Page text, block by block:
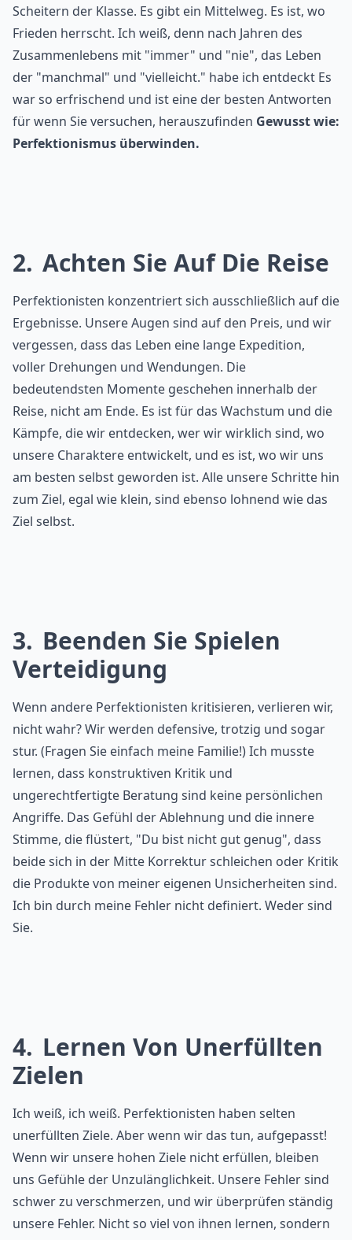
Scheitern der Klasse. Es gibt ein Mittelweg. Es ist, wo
Frieden herrscht. Ich weiß, denn nach Jahren des
Zusammenlebens mit "immer" und "nie", das Leben
der "manchmal" und "vielleicht." habe ich entdeckt Es
war so erfrischend und ist eine der besten Antworten
für wenn Sie versuchen, herauszufinden Gewusst wie:
Perfektionismus überwinden.
2 Achten Sie Auf Die Reise
Perfektionisten konzentriert sich ausschließlich auf die
Ergebnisse. Unsere Augen sind auf den Preis, und wir
vergessen, dass das Leben eine lange Expedition,
voller Drehungen und Wendungen. Die
bedeutendsten Momente geschehen innerhalb der
Reise, nicht am Ende. Es ist für das Wachstum und die
Kämpfe, die wir entdecken, wer wir wirklich sind, wo
unsere Charaktere entwickelt, und es ist, wo wir uns
am besten selbst geworden ist. Alle unsere Schritte hin
zum Ziel, egal wie klein, sind ebenso lohnend wie das
Ziel selbst.
3 Beenden Sie Spielen
Verteidigung
Wenn andere Perfektionisten kritisieren, verlieren wir,
nicht wahr? Wir werden defensive, trotzig und sogar
stur. (Fragen Sie einfach meine Familie!) Ich musste
lernen, dass konstruktiven Kritik und
ungerechtfertigte Beratung sind keine persönlichen
Angriffe. Das Gefühl der Ablehnung und die innere
Stimme, die flüstert, "Du bist nicht gut genug", dass
beide sich in der Mitte Korrektur schleichen oder Kritik
die Produkte von meiner eigenen Unsicherheiten sind.
Ich bin durch meine Fehler nicht definiert. Weder sind
Sie.
4 Lernen Von Unerfüllten
Zielen
Ich weiß, ich weiß. Perfektionisten haben selten
unerfüllten Ziele. Aber wenn wir das tun, aufgepasst!
Wenn wir unsere hohen Ziele nicht erfüllen, bleiben
uns Gefühle der Unzulänglichkeit. Unsere Fehler sind
schwer zu verschmerzen, und wir überprüfen ständig
unsere Fehler. Nicht so viel von ihnen lernen, sondern